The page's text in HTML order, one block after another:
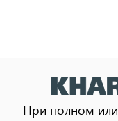
При полном